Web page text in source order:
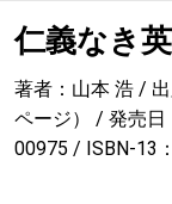
仁義なき
著者：山本 浩
ページ）
発売日
00975
ISBN-13